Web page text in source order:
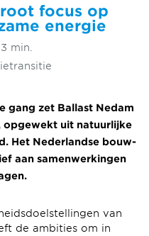
focus op
energie
min.
gang zet Ballast Nedam
opgewekt uit natuurlijke
Het Nederlandse bouw-
aan samenwerkingen
van
de ambities om in